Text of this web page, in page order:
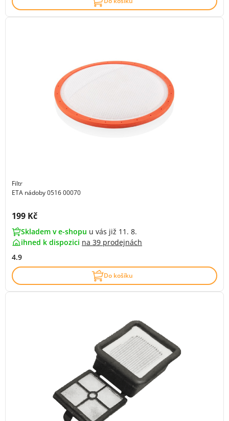
Filtr
ETA nádoby 0516 00070
Cena s DPH:
199 Kč
Skladem v e-shopu u vás již 11. 8.
ihned k dispozici na 39 prodejnách
4.9
Do košíku